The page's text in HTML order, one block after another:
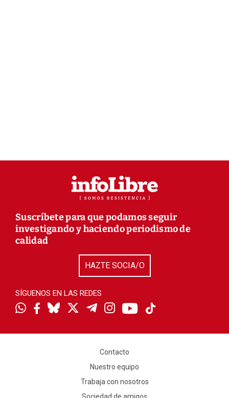
Suscríbete para que podamos seguir
investigando y haciendo periodismo de
calidad
HAZTE SOCIA/O
SÍGUENOS EN LAS REDES
Contacto
Nuestro equipo
Trabaja con nosotros